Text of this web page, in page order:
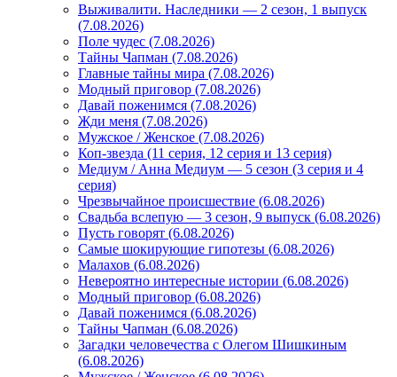
Выживалити. Наследники — 2 сезон, 1 выпуск
(7.08.2026)
Поле чудес (7.08.2026)
Тайны Чапман (7.08.2026)
Главные тайны мира (7.08.2026)
Модный приговор (7.08.2026)
Давай поженимся (7.08.2026)
Жди меня (7.08.2026)
Мужское / Женское (7.08.2026)
Коп-звезда (11 серия, 12 серия и 13 серия)
Медиум / Анна Медиум — 5 сезон (3 серия и 4
серия)
Чрезвычайное происшествие (6.08.2026)
Свадьба вслепую — 3 сезон, 9 выпуск (6.08.2026)
Пусть говорят (6.08.2026)
Самые шокирующие гипотезы (6.08.2026)
Малахов (6.08.2026)
Невероятно интересные истории (6.08.2026)
Модный приговор (6.08.2026)
Давай поженимся (6.08.2026)
Тайны Чапман (6.08.2026)
Загадки человечества с Олегом Шишкиным
(6.08.2026)